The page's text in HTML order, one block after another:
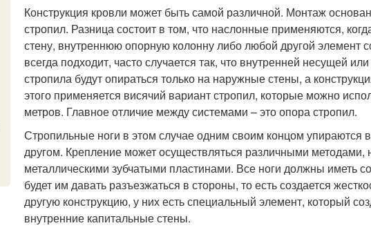
Конструкция кровли может быть самой различной. Монтаж
стропил. Разница состоит в том, что наслонные применяются,
стену, внутреннюю опорную колонну либо любой другой элемент
всегда подходит, часто случается так, что внутренней несущей
стропила будут опираться только на наружные стены, а
этого применяется висячий вариант стропил, которые можно
метров. Главное отличие между системами – это опора стропил.
Стропильные ноги в этом случае одним своим концом упираются
другом. Крепление может осуществляться различными методами,
металлическими зубчатыми пластинами. Все ноги должны иметь
будет им давать разъезжаться в стороны, то есть создается
другую конструкцию, у них есть специальный элемент, который
внутренние капитальные стены.